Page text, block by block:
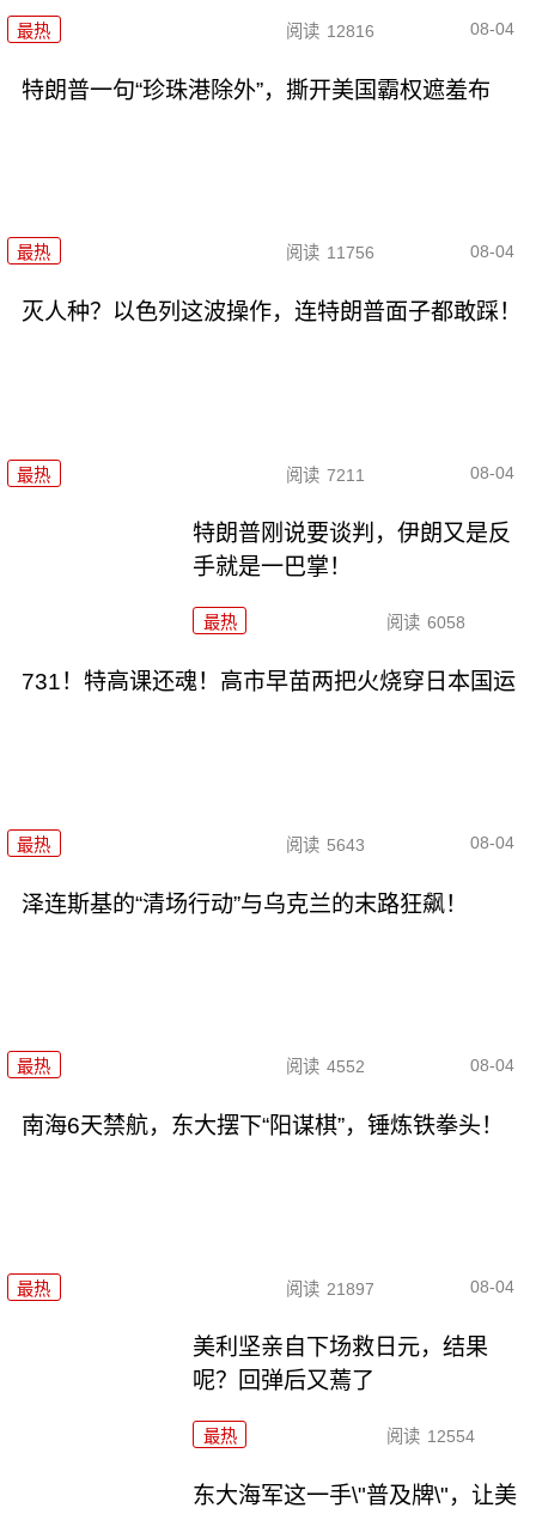
最热 阅读 12816 08-04
特朗普一句“珍珠港除外”，撕开美国霸权遮羞布
最热 阅读 11756 08-04
灭人种？以色列这波操作，连特朗普面子都敢踩！
最热 阅读 7211 08-04
特朗普刚说要谈判，伊朗又是反
手就是一巴掌！
最热 阅读 6058
731！特高课还魂！高市早苗两把火烧穿日本国运
最热 阅读 5643 08-04
泽连斯基的“清场行动”与乌克兰的末路狂飙！
最热 阅读 4552 08-04
南海6天禁航，东大摆下“阳谋棋”，锤炼铁拳头！
最热 阅读 21897 08-04
美利坚亲自下场救日元，结果
呢？回弹后又蔫了
最热 阅读 12554
东大海军这一手\"普及牌\"，让美